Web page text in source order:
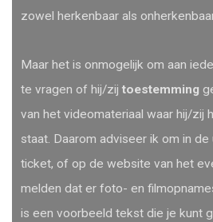
zowel herkenbaar als
Maar het is onmogelijk om aan
te vragen of hij/zij toestemming
van het videomateriaal waar hij/zij
staat. Daarom adviseer ik om in
ticket, of op de website van het
melden dat er foto- en
is een voorbeeld tekst die je kunt